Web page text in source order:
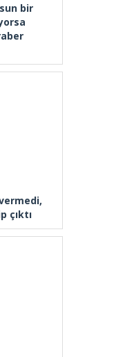
bir
çıktı